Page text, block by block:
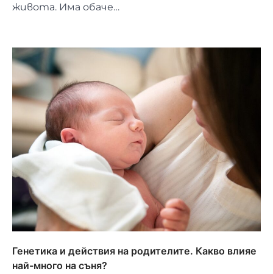
живота. Има обаче…
Генетика и действия на родителите. Какво влияе
най-много на съня?